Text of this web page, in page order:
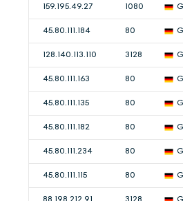
159.195.49.27 1080
45.80.111.184 80
128.140.113.110 3128
45.80.111.163 80
45.80.111.135 80
45.80.111.182 80
45.80.111.234 80
45.80.111.115 80
88.198.212.91 3128